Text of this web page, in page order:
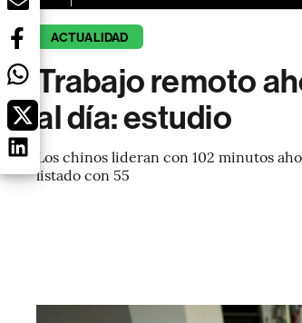
ACTUALIDAD
Trabajo remoto
al día: estudio
Los chinos lideran con 102 minutos
listado con 55